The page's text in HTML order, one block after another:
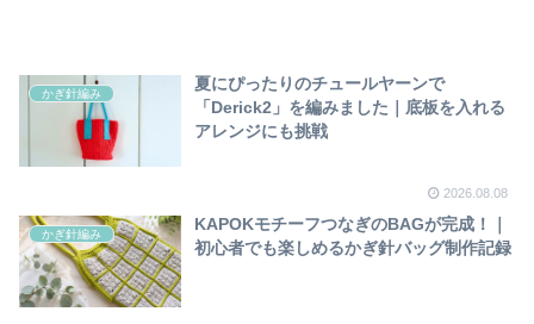
かぎ針編み
夏にぴったりのチュールヤーンで
「Derick2」を編みました｜底板を入れる
アレンジにも挑戦
2026.08.08
かぎ針編み
KAPOKモチーフつなぎのBAGが完成！｜
初心者でも楽しめるかぎ針バッグ制作記録